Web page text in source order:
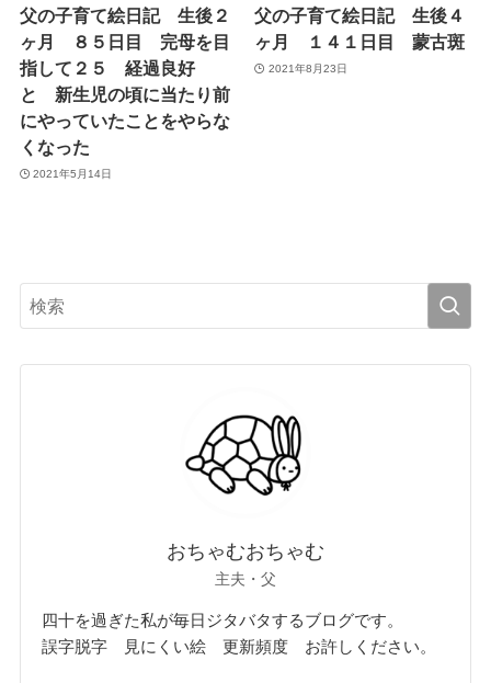
父の子育て絵日記 生後２
ヶ月 ８５日目 完母を目
指して２５ 経過良好
と 新生児の頃に当たり前
にやっていたことをやらな
くなった
2021年5月14日
父の子育て絵日記 生後４
ヶ月 １４１日目 蒙古斑
2021年8月23日
おちゃむおちゃむ
主夫・父
四十を過ぎた私が毎日ジタバタするブログです。
誤字脱字 見にくい絵 更新頻度 お許しください。